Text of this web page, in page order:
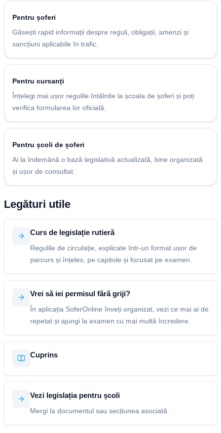
Pentru șoferi
Găsești rapid informații despre reguli, obligații, amenzi și
sancțiuni aplicabile în trafic.
Pentru cursanți
Înțelegi mai ușor regulile întâlnite la școala de șoferi și poți
verifica formularea lor oficială.
Pentru școli de șoferi
Ai la îndemână o bază legislativă actualizată, bine organizată
și ușor de consultat.
Legături utile
Curs de legislație rutieră
Regulile de circulație, explicate într-un format ușor de
parcurs și înțeles, pe capitole și focusat pe examen.
Vrei să iei permisul fără griji?
În aplicația SoferOnline înveți organizat, vezi ce mai ai de
repetat și ajungi la examen cu mai multă încredere.
Cuprins
Vezi legislația pentru școli
Mergi la documentul sau secțiunea asociată.